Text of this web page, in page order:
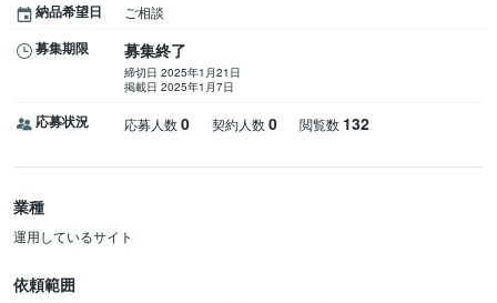
納品希望日 ご相談
募集期限 募集終了
締切日 2025年1月21日
掲載日 2025年1月7日
応募状況 応募人数0 契約人数0 閲覧数 132
業種
運用しているサイト
依頼範囲